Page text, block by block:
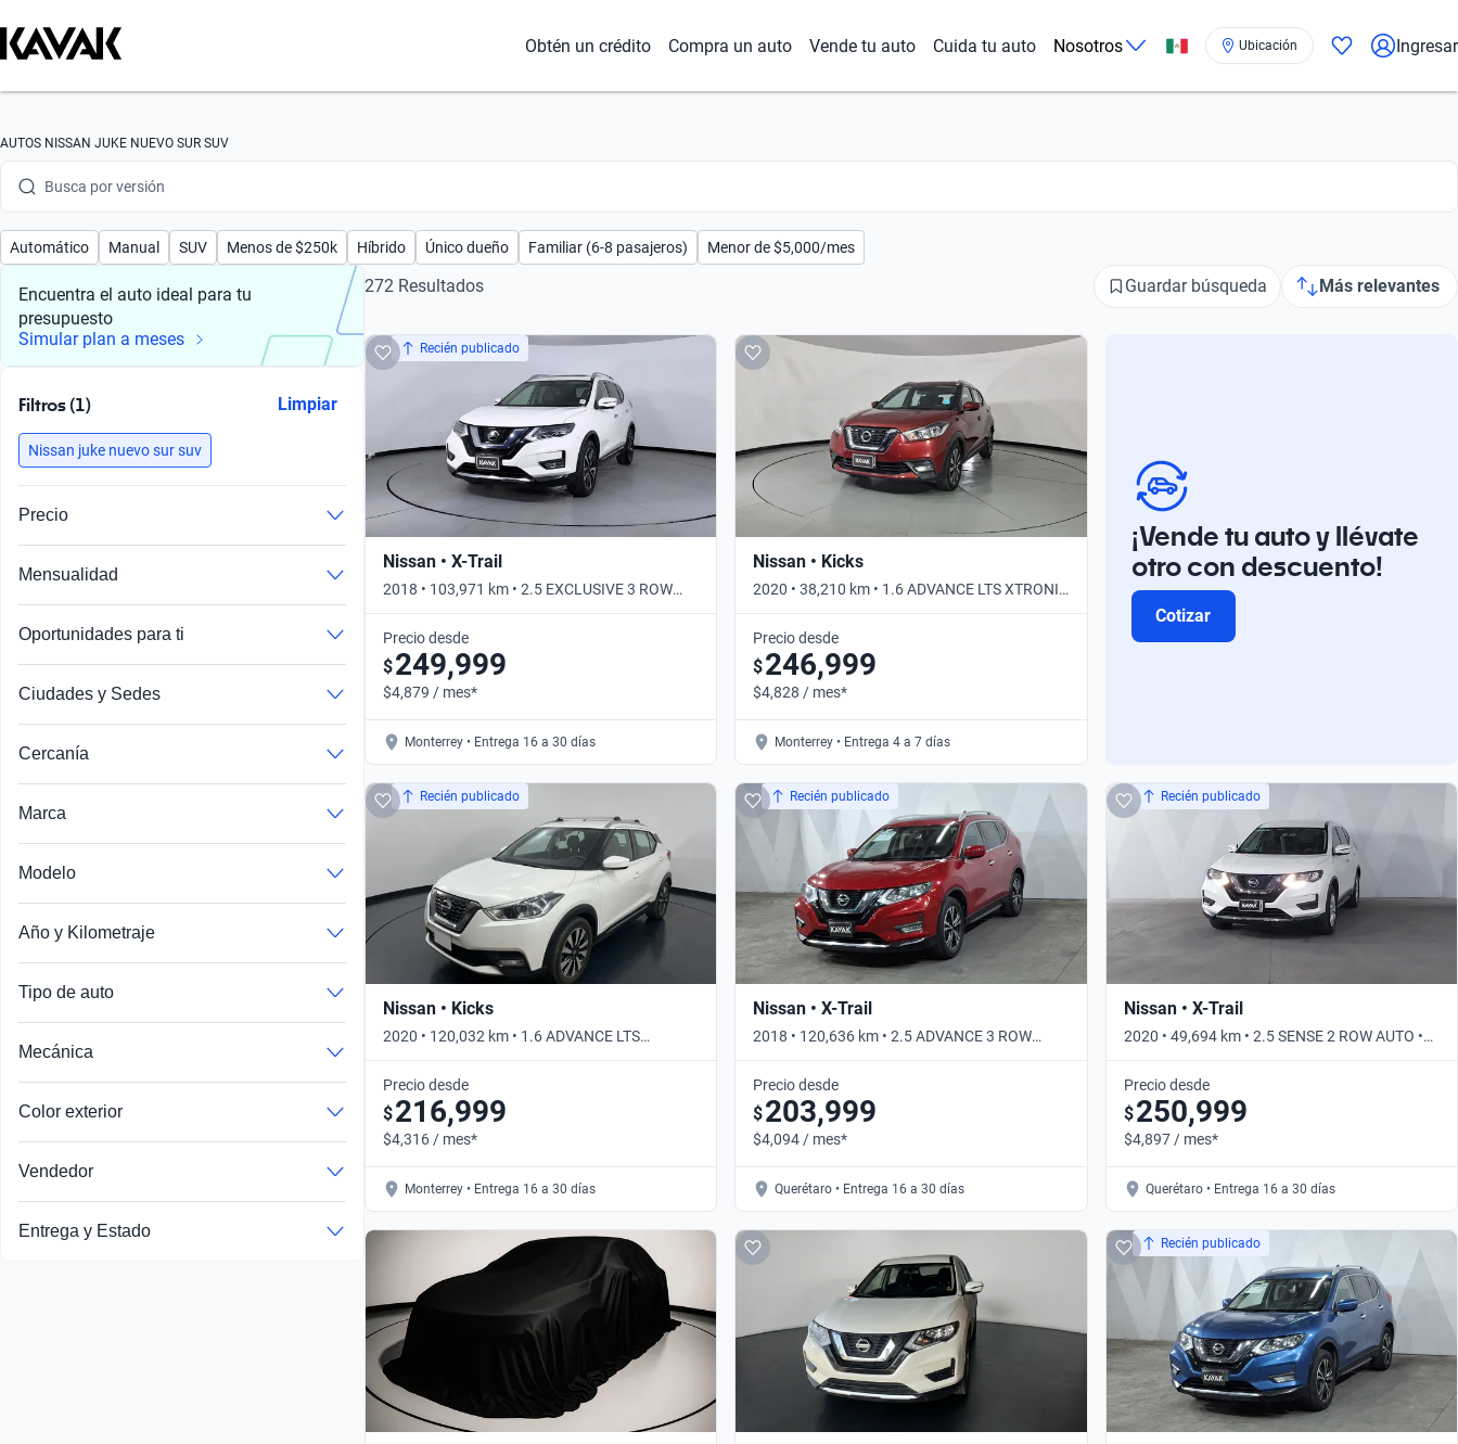
Obtén un crédito Compra un auto Vende tu auto Cuida tu auto Nosotros Ubicación Ingresar
AUTOS NISSAN JUKE NUEVO SUR SUV
Busca por marca
Busca por modelo
Busca por versión
Busca por año
Busca por marca
Busca por versión
Automático Manual SUV Menos de $250k Híbrido Único dueño Familiar (6-8 pasajeros) Menor de $5,000/mes
Encuentra el auto ideal para tu
presupuesto
Simular plan a meses
Filtros (1) Limpiar
Nissan juke nuevo sur suv
Precio
Mensualidad
Oportunidades para ti
Ciudades y Sedes
Cercanía
Marca
Modelo
Año y Kilometraje
Tipo de auto
Mecánica
Color exterior
Vendedor
Entrega y Estado
272 Resultados Guardar búsqueda Más relevantes
Recién publicado
Nissan • X-Trail
2018 • 103,971 km • 2.5 EXCLUSIVE 3 ROW
AUTO 4WD • Automático
Precio desde
$249,999
$4,879 / mes*
Monterrey • Entrega 16 a 30 días
Nissan • Kicks
2020 • 38,210 km • 1.6 ADVANCE LTS XTRONIC
• Automático
Precio desde
$246,999
$4,828 / mes*
Monterrey • Entrega 4 a 7 días
¡Vende tu auto y llévate
otro con descuento!
Cotizar
Recién publicado
Nissan • Kicks
2020 • 120,032 km • 1.6 ADVANCE LTS
XTRONIC • Automático
Precio desde
$216,999
$4,316 / mes*
Monterrey • Entrega 16 a 30 días
Recién publicado
Nissan • X-Trail
2018 • 120,636 km • 2.5 ADVANCE 3 ROW
AUTO • Automático
Precio desde
$203,999
$4,094 / mes*
Querétaro • Entrega 16 a 30 días
Recién publicado
Nissan • X-Trail
2020 • 49,694 km • 2.5 SENSE 2 ROW AUTO •
Automático
Precio desde
$250,999
$4,897 / mes*
Querétaro • Entrega 16 a 30 días
Recién publicado